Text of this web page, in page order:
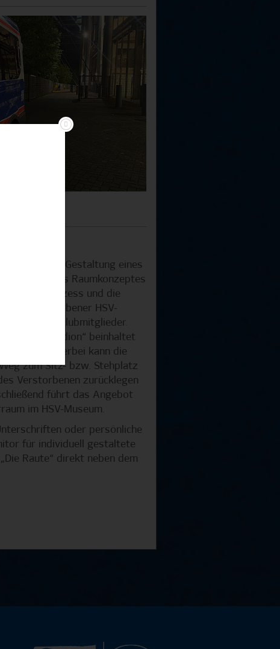
die Gestaltung eines
Im Fokus des Raumkonzeptes
Trauerprozess und die
verstorbener HSV-
bzw. Fanclubmitglieder.
Volksparkstadion“ beinhaltet
Hierbei kann die
zum Sitz- bzw. Stehplatz
Verstorbenen zurücklegen
führt das Angebot
im HSV-Museum.
oder persönliche
für individuell gestaltete
Raute“ direkt neben dem